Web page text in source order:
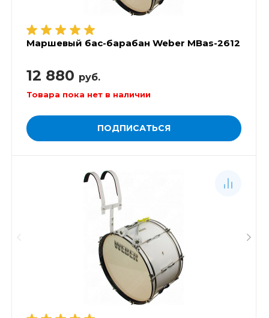
Маршевый бас-барабан Weber MBas-2612
12 880 руб.
Товара пока нет в наличии
ПОДПИСАТЬСЯ